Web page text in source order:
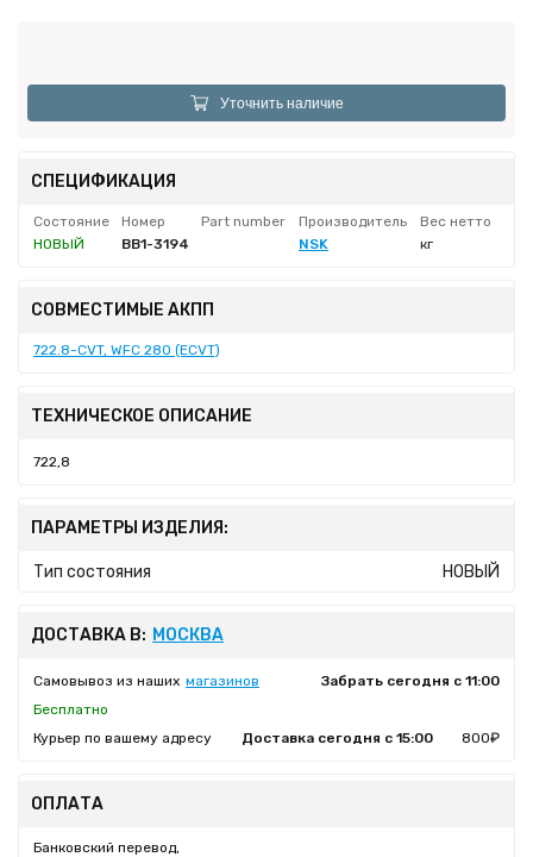
Уточнить наличие
СПЕЦИФИКАЦИЯ
Состояние Номер Part number Производитель
Вес нетто
НОВЫЙ
BB1-3194 NSK кг
СОВМЕСТИМЫЕ АКПП
722.8-CVT, WFC 280 (ECVT)
ТЕХНИЧЕСКОЕ ОПИСАНИЕ
722,8
ПАРАМЕТРЫ ИЗДЕЛИЯ:
Тип состояния НОВЫЙ
ДОСТАВКА В: МОСКВА
Самовывоз из наших магазинов
Забрать сегодня с 11:00
Бесплатно
Курьер по вашему адресу
Доставка сегодня с 15:00 800₽
ОПЛАТА
Банковский перевод,